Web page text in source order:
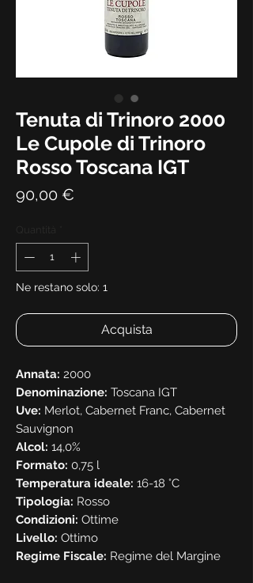
Tenuta di Trinoro 2000
Le Cupole di Trinoro
Rosso Toscana IGT
90,00 €
Ne restano solo: 1
Acquista
Annata: 2000
Denominazione: Toscana IGT
Uve: Merlot, Cabernet Franc, Cabernet
Sauvignon
Alcol: 14,0%
Formato: 0,75 l
Temperatura ideale: 16-18 °C
Tipologia: Rosso
Condizioni: Ottime
Livello: Ottimo
Regime Fiscale: Regime del Margine